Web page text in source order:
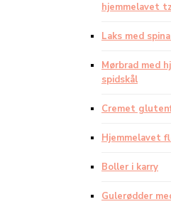
hjemmelavet
Laks med
Mørbrad med
spidskål
Cremet
Hjemmelavet
Boller i karry
Gulerødder